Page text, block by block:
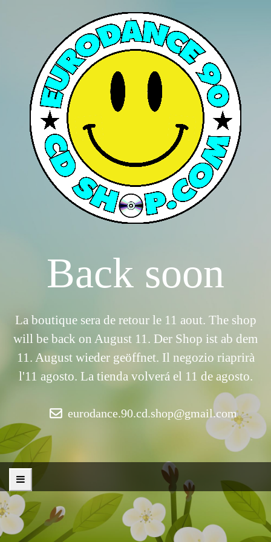
Back soon
La boutique sera de retour le 11 aout. The shop
will be back on August 11. Der Shop ist ab dem
11. August wieder geöffnet. Il negozio riaprirà
l'11 agosto. La tienda volverá el 11 de agosto.
eurodance.90.cd.shop@gmail.com